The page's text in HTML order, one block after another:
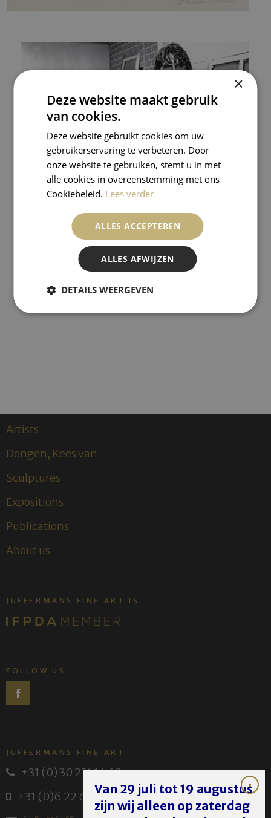
KEES VAN BOHEMEN
Artists
Dongen, Kees van
Sculptures
Expositions
Publications
About us
JUFFERMANS FINE ART IS:
FOLLOW US
JUFFERMANS FINE ART
+31 (0) 30 231 14 63
+31 (0)6 22 614 582
Van 29 juli tot 19 augustus
zijn wij alleen op zaterdag
×
Deze website maakt gebruik
van cookies.
Deze website gebruikt cookies om uw
gebruikerservaring te verbeteren. Door
onze website te gebruiken, stemt u in met
alle cookies in overeenstemming met ons
Cookiebeleid. Lees verder
ALLES ACCEPTEREN
ALLES AFWIJZEN
DETAILS WEERGEVEN